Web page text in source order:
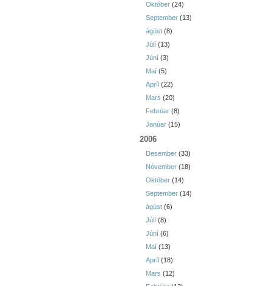
Október (24)
September (13)
ágúst (8)
Júlí (13)
Júní (3)
Maí (5)
Apríl (22)
Mars (20)
Febrúar (8)
Janúar (15)
2006
Desember (33)
Nóvember (18)
Október (14)
September (14)
ágúst (6)
Júlí (8)
Júní (6)
Maí (13)
Apríl (18)
Mars (12)